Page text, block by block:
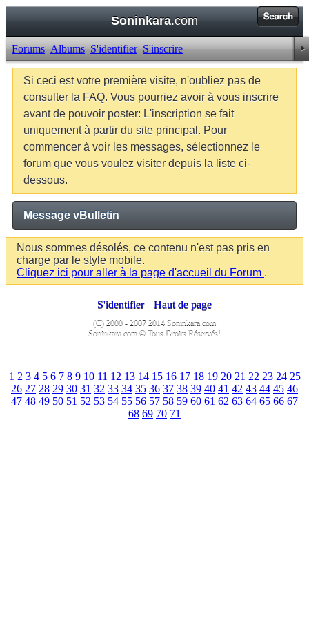
Soninkara.com
Forums Albums S'identifier S'inscrire
Si ceci est votre première visite, n'oubliez pas de
consulter la FAQ. Vous pourriez avoir à vous inscrire
avant de pouvoir poster: L'inscription se fait
uniquement à partir du site principal. Pour
commencer à voir les messages, sélectionnez le
forum que vous voulez visiter depuis la liste ci-
dessous.
Message vBulletin
Nous sommes désolés, ce contenu n'est pas pris en
charge par le style mobile.
Cliquez ici pour aller à la page d'accueil du Forum .
S'identifier Haut de page
(C) 2000 - 2007 2014 Soninkara.com
Soninkara.com © Tous Droits Réservés!
1 2 3 4 5 6 7 8 9 10 11 12 13 14 15 16 17 18 19 20 21 22 23 24 25
26 27 28 29 30 31 32 33 34 35 36 37 38 39 40 41 42 43 44 45 46
47 48 49 50 51 52 53 54 55 56 57 58 59 60 61 62 63 64 65 66 67
68 69 70 71